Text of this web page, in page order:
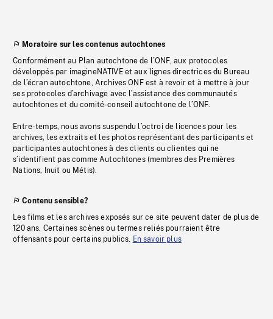
Moratoire sur les contenus autochtones
Conformément au Plan autochtone de l’ONF, aux protocoles
développés par imagineNATIVE et aux lignes directrices du Bureau
de l’écran autochtone, Archives ONF est à revoir et à mettre à jour
ses protocoles d’archivage avec l’assistance des communautés
autochtones et du comité-conseil autochtone de l’ONF.
Entre-temps, nous avons suspendu l’octroi de licences pour les
archives, les extraits et les photos représentant des participants et
participantes autochtones à des clients ou clientes qui ne
s’identifient pas comme Autochtones (membres des Premières
Nations, Inuit ou Métis).
Contenu sensible?
Les films et les archives exposés sur ce site peuvent dater de plus de
120 ans. Certaines scènes ou termes reliés pourraient être
offensants pour certains publics. En savoir plus